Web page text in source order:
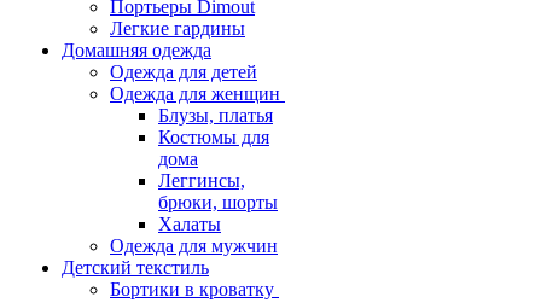
Портьеры Dimout
Легкие гардины
Домашняя одежда
Одежда для детей
Одежда для женщин
Блузы, платья
Костюмы для
дома
Леггинсы,
брюки, шорты
Халаты
Одежда для мужчин
Детский текстиль
Бортики в кроватку